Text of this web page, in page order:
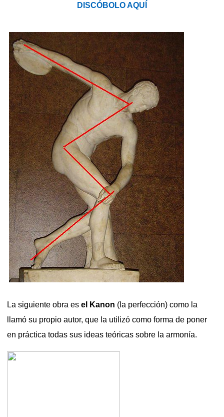
DISCÓBOLO AQUÍ
La siguiente obra es el Kanon (la perfección) como la
llamó su propio autor, que la utilizó como forma de poner
en práctica todas sus ideas teóricas sobre la armonía.